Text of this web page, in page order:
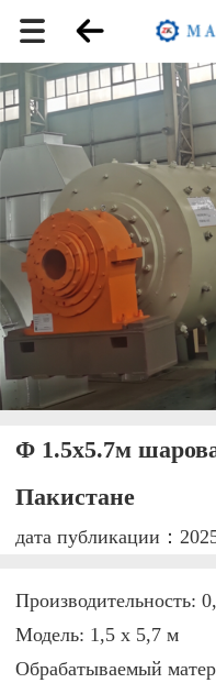
Φ 1.5x5.7м
Пакистане
дата публикации：
Производительность:
Модель: 1,5 x 5,7 м
Обрабатываемый